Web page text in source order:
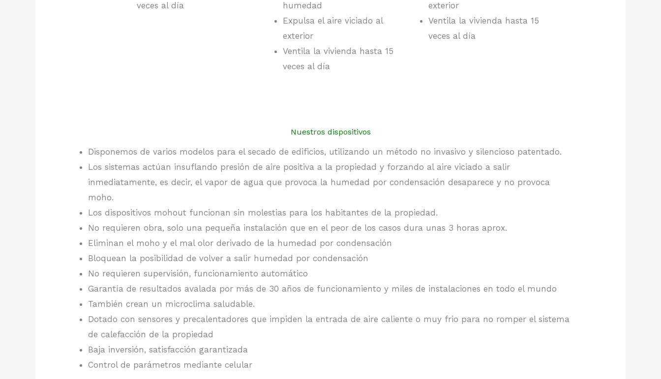
veces al día
humedad
Expulsa el aire viciado al
exterior
Ventila la vivienda hasta 15
veces al día
exterior
Ventila la vivienda hasta 15
veces al día
Nuestros dispositivos
Disponemos de varios modelos para el secado de edificios, utilizando un método no invasivo y silencioso patentado.
Los sistemas actúan insuflando presión de aire positiva a la propiedad y forzando al aire viciado a salir
inmediatamente, es decir, el vapor de agua que provoca la humedad por condensación desaparece y no provoca
moho.
Los dispositivos mohout funcionan sin molestias para los habitantes de la propiedad.
No requieren obra, solo una pequeña instalación que en el peor de los casos dura unas 3 horas aprox.
Eliminan el moho y el mal olor derivado de la humedad por condensación
Bloquean la posibilidad de volver a salir humedad por condensación
No requieren supervisión, funcionamiento automático
Garantía de resultados avalada por más de 30 años de funcionamiento y miles de instalaciones en todo el mundo
También crean un microclima saludable.
Dotado con sensores y precalentadores que impiden la entrada de aire caliente o muy frio para no romper el sistema
de calefacción de la propiedad
Baja inversión, satisfacción garantizada
Control de parámetros mediante celular